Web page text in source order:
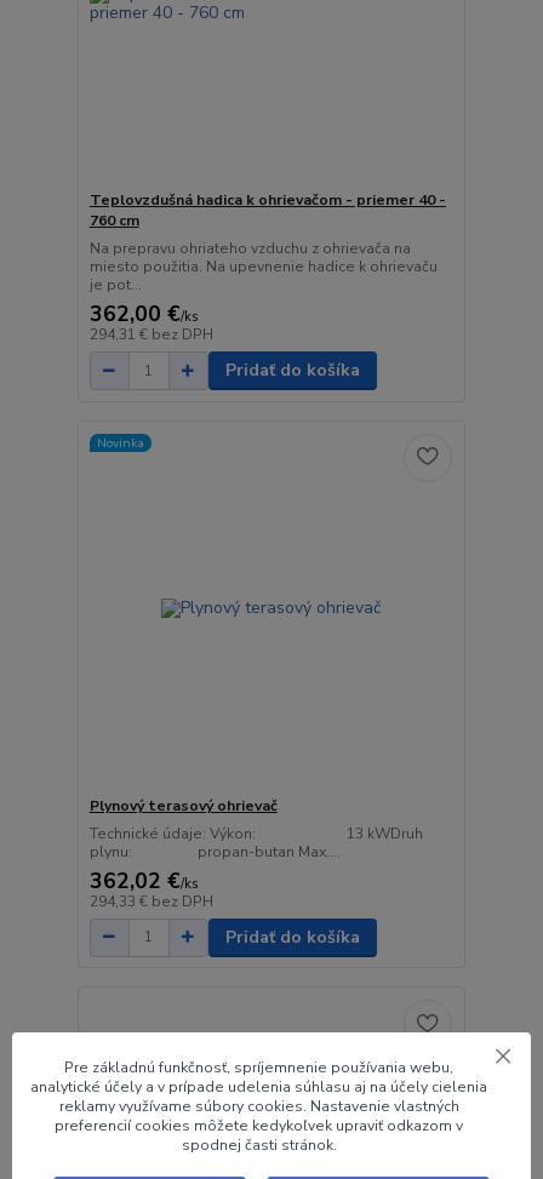
Teplovzdušná hadica k ohrievačom - priemer 40 -
760 cm
Na prepravu ohriateho vzduchu z ohrievača na
miesto použitia. Na upevnenie hadice k ohrievaču
je pot...
362,00 €/ks
294,31 € bez DPH
Pridať do košíka
Novinka
Plynový terasový ohrievač
Technické údaje: Výkon: 13 kWDruh
plynu: propan-butan Max....
362,02 €/ks
294,33 € bez DPH
Pridať do košíka
Pre základnú funkčnosť, spríjemnenie používania webu,
analytické účely a v prípade udelenia súhlasu aj na účely cielenia
reklamy využívame súbory cookies. Nastavenie vlastných
preferencií cookies môžete kedykoľvek upraviť odkazom v
spodnej časti stránok.